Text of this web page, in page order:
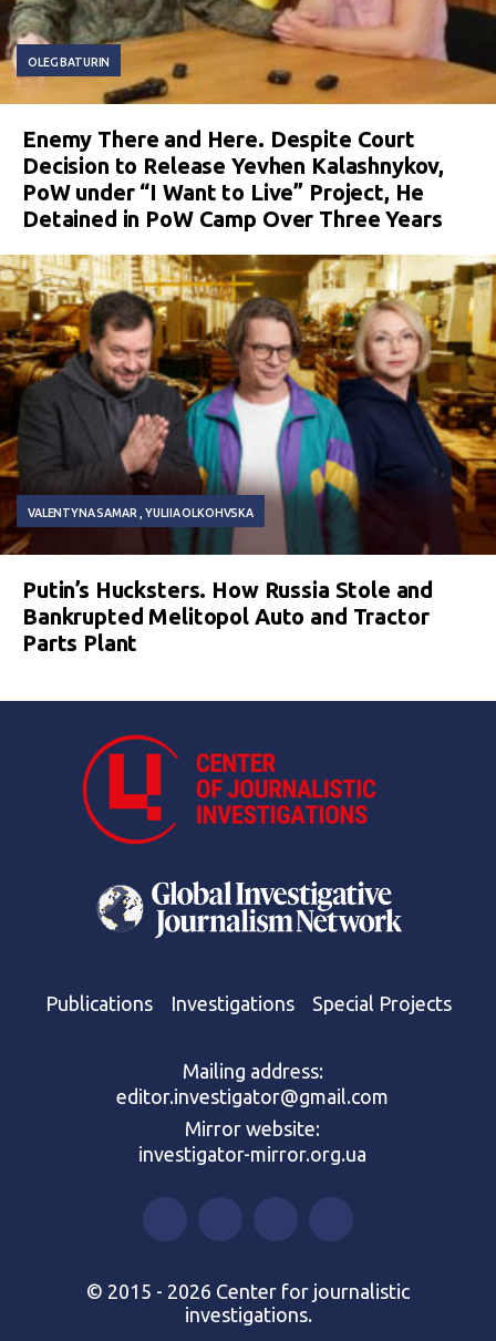
OLEG BATURIN
Enemy There and Here. Despite Court
Decision to Release Yevhen Kalashnykov,
PoW under “I Want to Live” Project, He
Detained in PoW Camp Over Three Years
VALENTYNA SAMAR YULIIA OLKOHVSKA
Putin’s Hucksters. How Russia Stole and
Bankrupted Melitopol Auto and Tractor
Parts Plant
Publications Investigations Special Projects
Mailing address:
editor.investigator@gmail.com
Mirror website:
investigator-mirror.org.ua
© 2015 - 2026 Center for journalistic
investigations.